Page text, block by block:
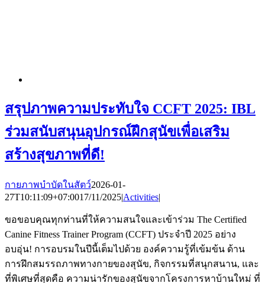
สรุปภาพความประทับใจ CCFT 2025: IBL
ร่วมสนับสนุนอุปกรณ์ฝึกสุนัขเพื่อเสริม
สร้างสุขภาพที่ดี!
กายภาพบำบัดในสัตว์2026-01-
27T10:11:09+07:0017/11/2025|Activities|
ขอขอบคุณทุกท่านที่ให้ความสนใจและเข้าร่วม The Certified
Canine Fitness Trainer Program (CCFT) ประจำปี 2025 อย่าง
อบอุ่น! การอบรมในปีนี้เต็มไปด้วย องค์ความรู้ที่เข้มข้น ด้าน
การฝึกสมรรถภาพทางกายของสุนัข, กิจกรรมที่สนุกสนาน, และ
ที่พิเศษที่สุดคือ ความน่ารักของสุนัขจากโครงการหาบ้านใหม่ ที่